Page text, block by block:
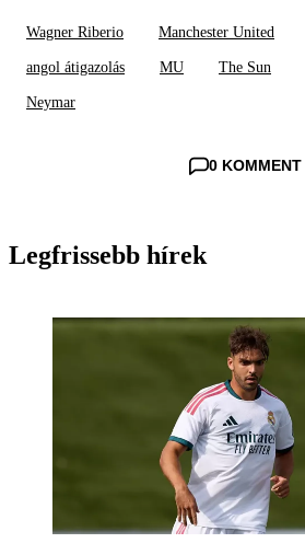
Wagner Riberio Manchester United
angol átigazolás MU The Sun
Neymar
0 KOMMENT
Legfrissebb hírek